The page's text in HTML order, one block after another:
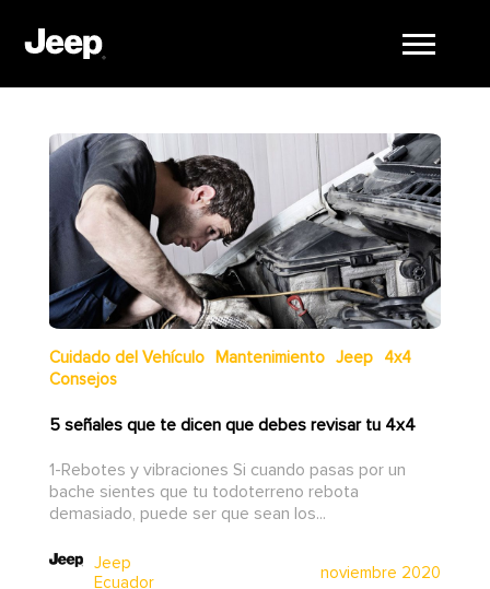
Cuidado del Vehículo Mantenimiento Jeep
4x4
Consejos
5 señales que te dicen que debes revisar tu 4x4
1-Rebotes y vibraciones Si cuando pasas por un
bache sientes que tu todoterreno rebota
demasiado, puede ser que sean los...
Jeep
Ecuador
noviembre 2020